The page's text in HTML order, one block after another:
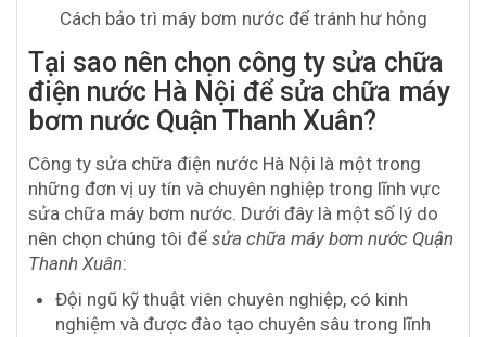
Cách bảo trì máy bơm nước để tránh hư hỏng
Tại sao nên chọn công ty sửa chữa
điện nước Hà Nội để sửa chữa máy
bơm nước Quận Thanh Xuân?
Công ty sửa chữa điện nước Hà Nội là một trong
những đơn vị uy tín và chuyên nghiệp trong lĩnh vực
sửa chữa máy bơm nước. Dưới đây là một số lý do
nên chọn chúng tôi để sửa chữa máy bơm nước Quận
Thanh Xuân:
Đội ngũ kỹ thuật viên chuyên nghiệp, có kinh
nghiệm và được đào tạo chuyên sâu trong lĩnh